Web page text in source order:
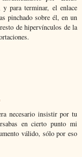
y para terminar, el enlace
pinchado sobre él, en un
de hipervínculos de la
necesario insistir por tu
en cierto punto mi
válido, sólo por eso